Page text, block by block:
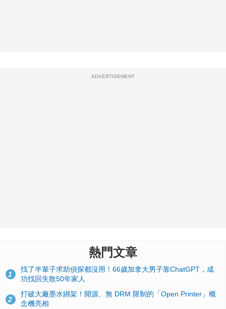
ADVERTISEMENT
熱門文章
1
找了半輩子求助偵探都沒用！66歲加拿大男子靠ChatGPT，成
功找回失散50年家人
2
打破大廠墨水綁架！開源、無 DRM 限制的「Open Printer」概
念機亮相